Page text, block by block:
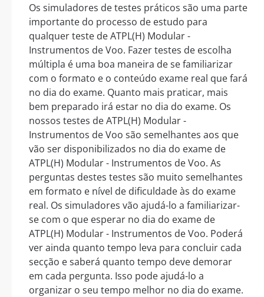
Os simuladores de testes práticos são uma parte
importante do processo de estudo para
qualquer teste de ATPL(H) Modular -
Instrumentos de Voo. Fazer testes de escolha
múltipla é uma boa maneira de se familiarizar
com o formato e o conteúdo exame real que fará
no dia do exame. Quanto mais praticar, mais
bem preparado irá estar no dia do exame. Os
nossos testes de ATPL(H) Modular -
Instrumentos de Voo são semelhantes aos que
vão ser disponibilizados no dia do exame de
ATPL(H) Modular - Instrumentos de Voo. As
perguntas destes testes são muito semelhantes
em formato e nível de dificuldade às do exame
real. Os simuladores vão ajudá-lo a familiarizar-
se com o que esperar no dia do exame de
ATPL(H) Modular - Instrumentos de Voo. Poderá
ver ainda quanto tempo leva para concluir cada
secção e saberá quanto tempo deve demorar
em cada pergunta. Isso pode ajudá-lo a
organizar o seu tempo melhor no dia do exame.